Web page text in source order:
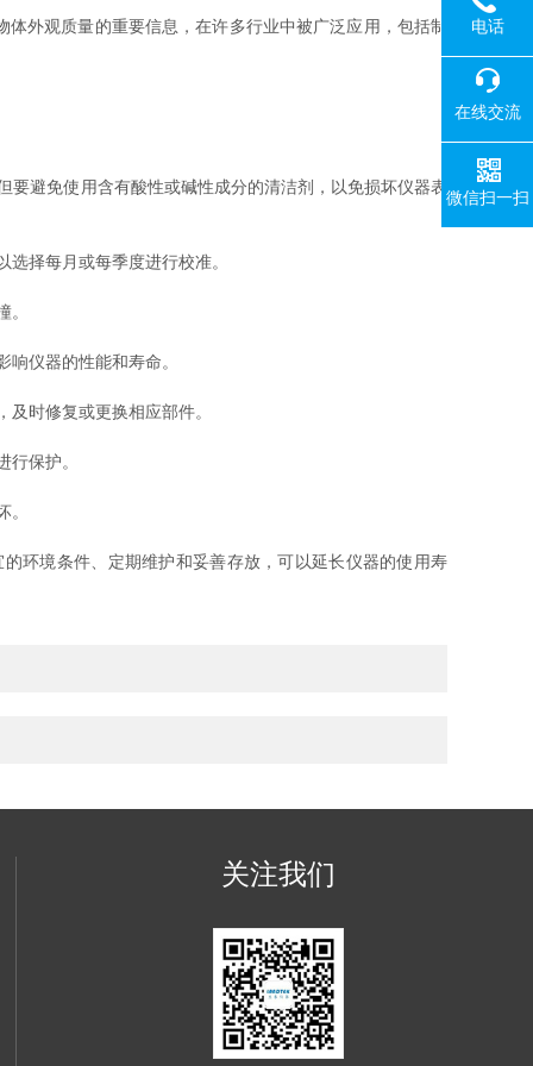
观质量的重要信息，在许多行业中被广泛应用，包括制
避免使用含有酸性或碱性成分的清洁剂，以免损坏仪器表
择每月或每季度进行校准。
仪器的性能和寿命。
时修复或更换相应部件。
保护。
境条件、定期维护和妥善存放，可以延长仪器的使用寿
关注我们
电话
在线交流
微信扫一扫